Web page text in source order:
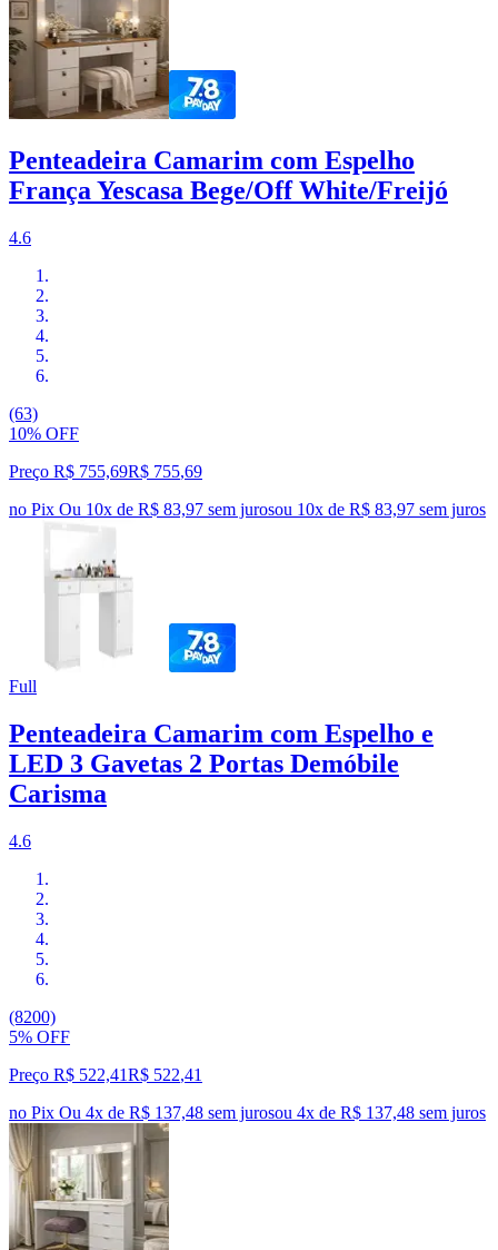
Penteadeira Camarim com Espelho
França Yescasa Bege/Off White/Freijó
4.6
(63)
10% OFF
Preço R$ 755,69R$ 755,69
no Pix Ou 10x de R$ 83,97 sem jurosou 10x de R$ 83,97 sem juros
Full
Penteadeira Camarim com Espelho e
LED 3 Gavetas 2 Portas Demóbile
Carisma
4.6
(8200)
5% OFF
Preço R$ 522,41R$ 522,41
no Pix Ou 4x de R$ 137,48 sem jurosou 4x de R$ 137,48 sem juros